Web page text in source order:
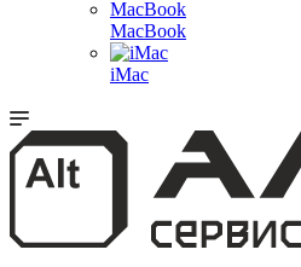
MacBook
iMac